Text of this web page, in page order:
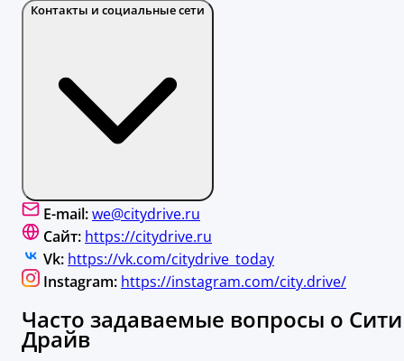
Контакты и социальные сети
E-mail:we@citydrive.ru
Сайт: https://citydrive.ru
Vk: https://vk.com/citydrive_today
Instagram: https://instagram.com/city.drive/
Часто задаваемые вопросы о Сити
Драйв